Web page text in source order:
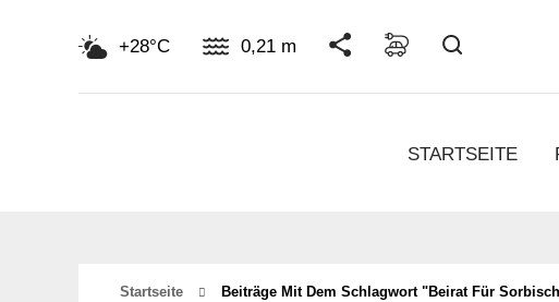
+28°C 0,21 m
STARTSEITE
Startseite Beiträge Mit Dem Schlagwort "Beirat Für